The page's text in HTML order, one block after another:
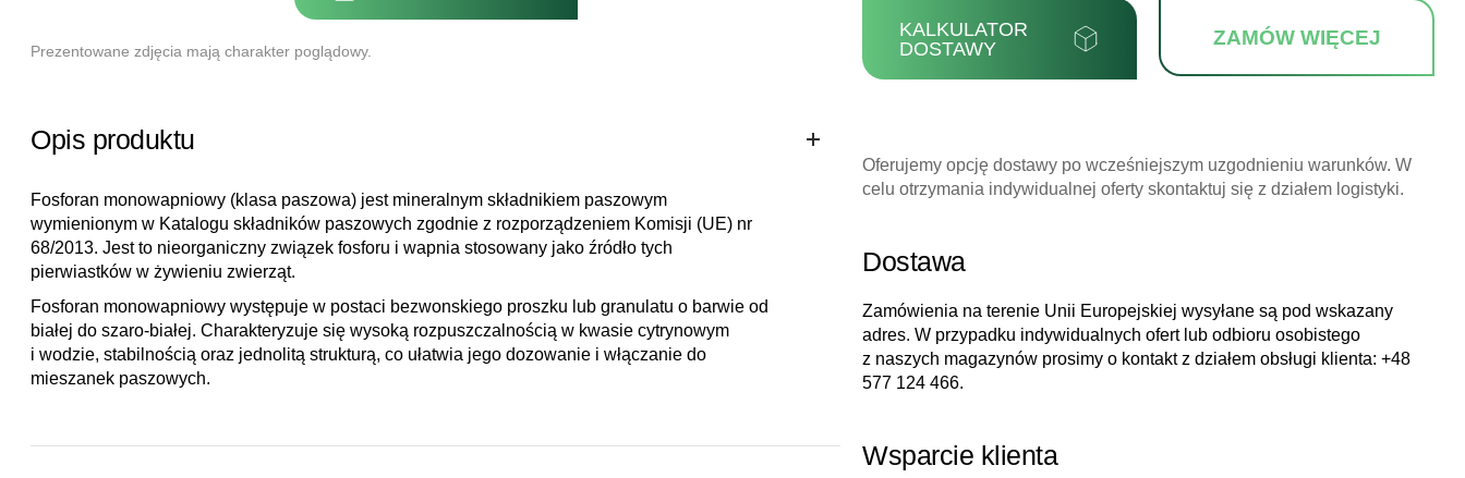
Prezentowane zdjęcia mają charakter poglądowy.
Opis produktu
Fosforan monowapniowy (klasa paszowa) jest mineralnym składnikiem paszowym
wymienionym w Katalogu składników paszowych zgodnie z rozporządzeniem Komisji (UE) nr
68/2013. Jest to nieorganiczny związek fosforu i wapnia stosowany jako źródło tych
pierwiastków w żywieniu zwierząt.
Fosforan monowapniowy występuje w postaci bezwonskiego proszku lub granulatu o barwie od
białej do szaro-białej. Charakteryzuje się wysoką rozpuszczalnością w kwasie cytrynowym
i wodzie, stabilnością oraz jednolitą strukturą, co ułatwia jego dozowanie i włączanie do
mieszanek paszowych.
KALKULATOR
DOSTAWY
ZAMÓW WIĘCEJ
Oferujemy opcję dostawy po wcześniejszym uzgodnieniu warunków. W
celu otrzymania indywidualnej oferty skontaktuj się z działem logistyki.
Dostawa
Zamówienia na terenie Unii Europejskiej wysyłane są pod wskazany
adres. W przypadku indywidualnych ofert lub odbioru osobistego
z naszych magazynów prosimy o kontakt z działem obsługi klienta: +48
577 124 466.
Wsparcie klienta